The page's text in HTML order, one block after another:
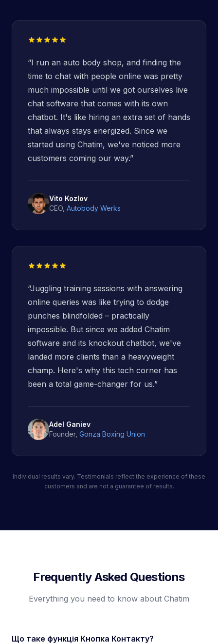
“I run an auto body shop, and finding the
time to chat with people online was pretty
much impossible until we got ourselves live
chat software that comes with its own
chatbot. It's like hiring an extra set of hands
that always stays energized. Since we
started using Chatim, we've noticed more
customers coming our way.”
Vito Kozlov
CEO Autobody Werks
“Juggling training sessions with answering
online queries was like trying to dodge
punches blindfolded – practically
impossible. But since we added Chatim
software and its knockout chatbot, we've
landed more clients than a heavyweight
champ. Here's why this tech corner has
been a total game-changer for us.”
Adel Ganiev
Founder, Gonza Boxing Union
Individual results vary. Testimonials reflect the experience of these
customers and are not a guarantee of results.
Frequently Asked Questions
Everything you need to know about Chatim
Що таке функція Кнопка Контакту?